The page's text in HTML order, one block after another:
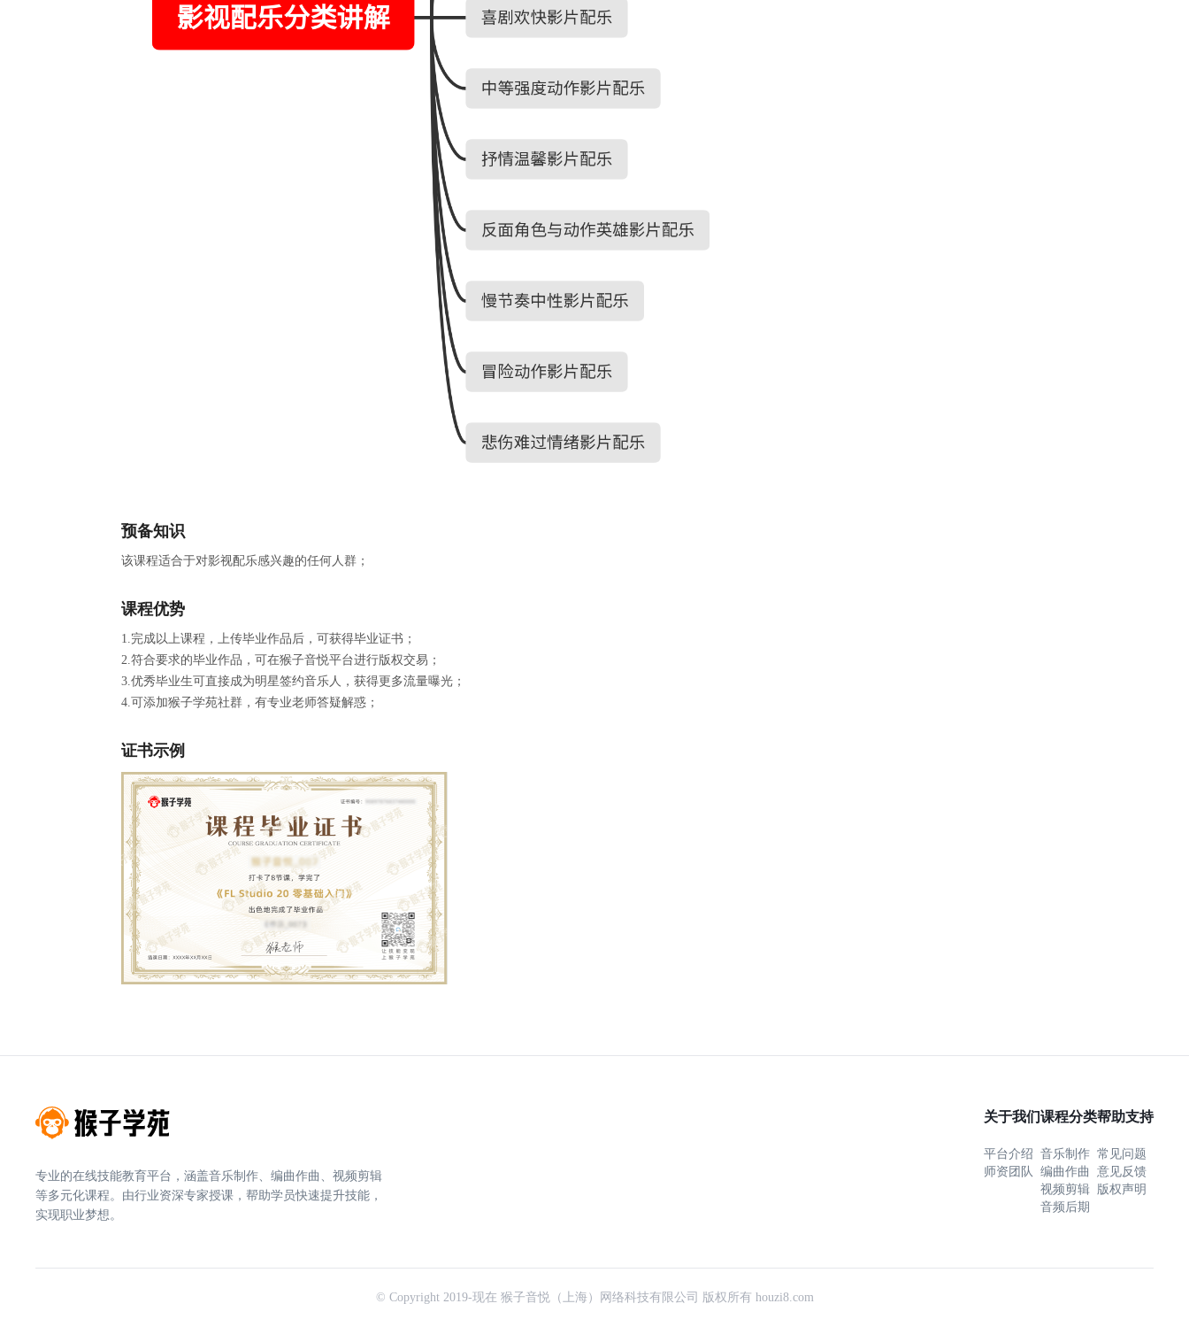
预备知识
该课程适合于对影视配乐感兴趣的任何人群；
课程优势
1.完成以上课程，上传毕业作品后，可获得毕业证书；
2.符合要求的毕业作品，可在猴子音悦平台进行版权交易；
3.优秀毕业生可直接成为明星签约音乐人，获得更多流量曝光；
4.可添加猴子学苑社群，有专业老师答疑解惑；
证书示例
专业的在线技能教育平台，涵盖音乐制作、编曲作曲、视频剪辑
等多元化课程。由行业资深专家授课，帮助学员快速提升技能，
实现职业梦想。
关于我们
平台介绍
师资团队
课程分类
音乐制作
编曲作曲
视频剪辑
音频后期
帮助支持
常见问题
意见反馈
版权声明
© Copyright 2019-现在 猴子音悦（上海）网络科技有限公司 版权所有 houzi8.com